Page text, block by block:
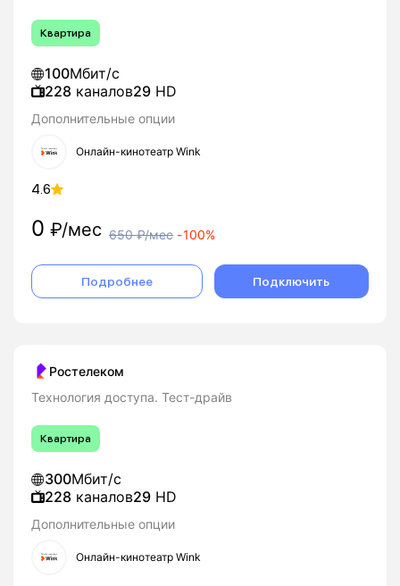
Квартира
100Мбит/с
228 каналов29 HD
Дополнительные опции
Онлайн-кинотеатр Wink
4.6
0 ₽/мес 650₽/мес -100%
Подробнее Подключить
Ростелеком
Технология доступа. Тест-драйв
Квартира
300Мбит/с
228 каналов29 HD
Дополнительные опции
Онлайн-кинотеатр Wink